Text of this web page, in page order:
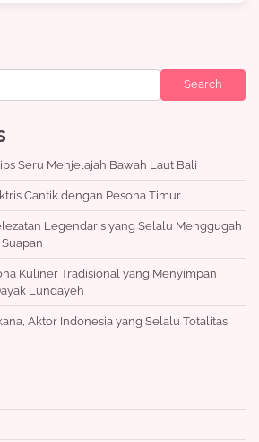
Search
Seru Menjelajah Bawah Laut Bali
Cantik dengan Pesona Timur
Legendaris yang Selalu Menggugah
Kuliner Tradisional yang Menyimpan
Lundayeh
Aktor Indonesia yang Selalu Totalitas